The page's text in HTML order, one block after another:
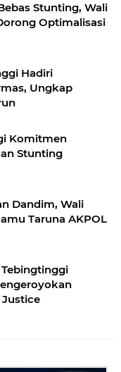
Stunting, Wali
Optimalisasi
Hadiri
Ungkap
Komitmen
Stunting
Dandim, Wali
Taruna AKPOL
Justice